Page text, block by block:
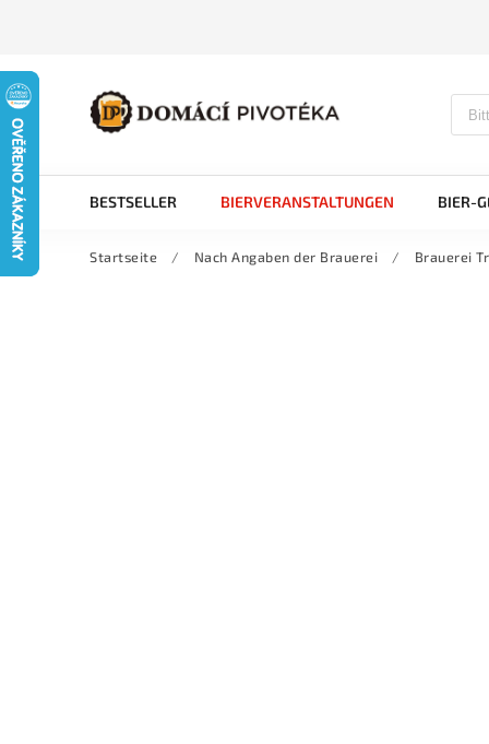
BESTSELLER BIERVERANSTALTUNGEN BIER-
Startseite / Nach Angaben der Brauerei / Brauerei